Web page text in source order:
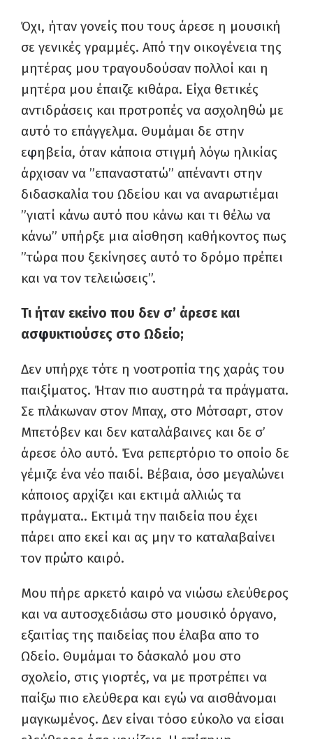
Όχι, ήταν γονείς που τους άρεσε η μουσική
σε γενικές γραμμές. Από την οικογένεια της
μητέρας μου τραγουδούσαν πολλοί και η
μητέρα μου έπαιζε κιθάρα. Είχα θετικές
αντιδράσεις και προτροπές να ασχοληθώ με
αυτό το επάγγελμα. Θυμάμαι δε στην
εφηβεία, όταν κάποια στιγμή λόγω ηλικίας
άρχισαν να ”επαναστατώ” απέναντι στην
διδασκαλία του Ωδείου και να αναρωτιέμαι
”γιατί κάνω αυτό που κάνω και τι θέλω να
κάνω” υπήρξε μια αίσθηση καθήκοντος πως
”τώρα που ξεκίνησες αυτό το δρόμο πρέπει
και να τον τελειώσεις”.
Τι ήταν εκείνο που δεν σ’ άρεσε και
ασφυκτιούσες στο Ωδείο;
Δεν υπήρχε τότε η νοοτροπία της χαράς του
παιξίματος. Ήταν πιο αυστηρά τα πράγματα.
Σε πλάκωναν στον Μπαχ, στο Μότσαρτ, στον
Μπετόβεν και δεν καταλάβαινες και δε σ’
άρεσε όλο αυτό. Ένα ρεπερτόριο το οποίο δε
γέμιζε ένα νέο παιδί. Βέβαια, όσο μεγαλώνει
κάποιος αρχίζει και εκτιμά αλλιώς τα
πράγματα.. Εκτιμά την παιδεία που έχει
πάρει απο εκεί και ας μην το καταλαβαίνει
τον πρώτο καιρό.
Μου πήρε αρκετό καιρό να νιώσω ελεύθερος
και να αυτοσχεδιάσω στο μουσικό όργανο,
εξαιτίας της παιδείας που έλαβα απο το
Ωδείο. Θυμάμαι το δάσκαλό μου στο
σχολείο, στις γιορτές, να με προτρέπει να
παίξω πιο ελεύθερα και εγώ να αισθάνομαι
μαγκωμένος. Δεν είναι τόσο εύκολο να είσαι